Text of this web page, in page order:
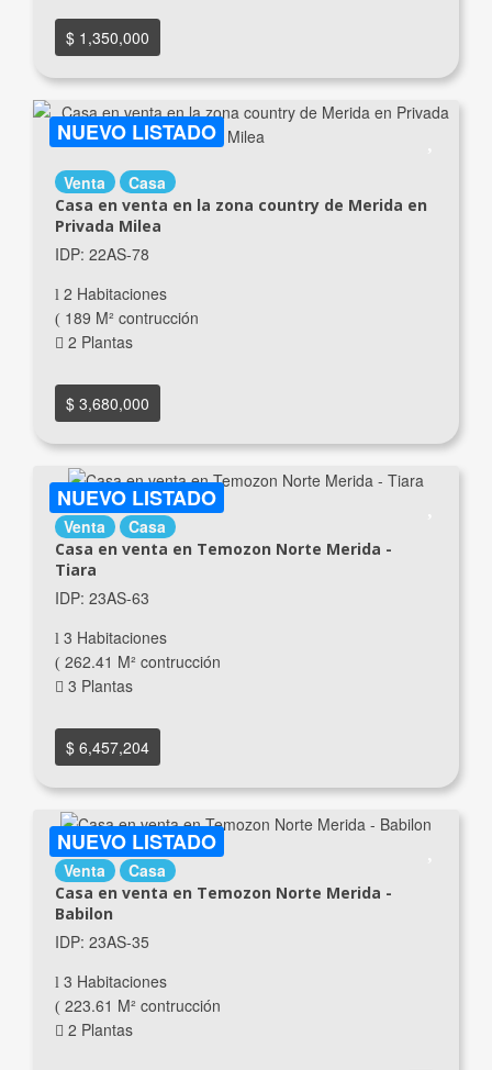
$ 1,350,000
NUEVO LISTADO
Venta Casa
Casa en venta en la zona country de Merida en
Privada Milea
IDP: 22AS-78
2 Habitaciones
189 M² contrucción
2 Plantas
$ 3,680,000
NUEVO LISTADO
Venta Casa
Casa en venta en Temozon Norte Merida -
Tiara
IDP: 23AS-63
3 Habitaciones
262.41 M² contrucción
3 Plantas
$ 6,457,204
NUEVO LISTADO
Venta Casa
Casa en venta en Temozon Norte Merida -
Babilon
IDP: 23AS-35
3 Habitaciones
223.61 M² contrucción
2 Plantas